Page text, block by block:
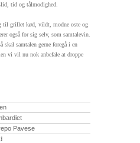
tid og tålmodighed.
til grillet kød, vildt, modne oste og
også for sig selv, som samtalevin.
skal samtalen gerne foregå i en
vi vil nu nok anbefale at droppe
Pavese